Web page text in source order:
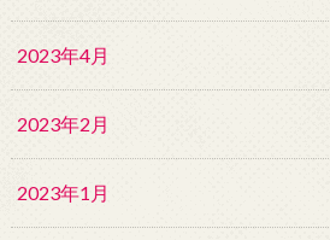
2023年4月
2023年2月
2023年1月